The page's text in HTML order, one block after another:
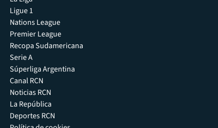
Ligue 1
Nations League
Premier League
Recopa Sudamericana
Serie A
Súperliga Argentina
Canal RCN
Noticias RCN
La República
Deportes RCN